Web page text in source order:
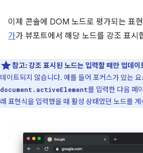
이제 콘솔에 DOM 노드로 평가되는 표
가가 뷰포트에서 해당 노드를 강조 표시
참고:강조 표시된 노드는 입력할 때만 업데이
데이트되지 않습니다. 예를 들어 포커스가 있는
document.activeElement를 입력한 다음 페
래 표현식을 입력했을 때 활성 상태였던 노드를